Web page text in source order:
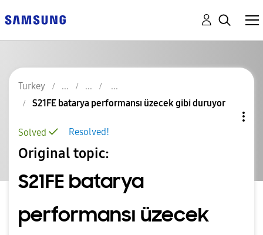
Turkey
S21FE batarya performansı üzecek gibi duruyor
Resolved!
Solved
Original topic:
S21FE batarya
performansı üzecek